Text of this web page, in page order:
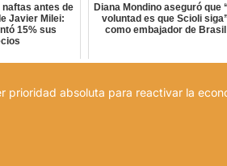
naftas antes de
Javier Milei:
15% sus
Diana Mondino aseguró que
voluntad es que Scioli siga”
como embajador de Brasil
prioridad absoluta para reactivar la